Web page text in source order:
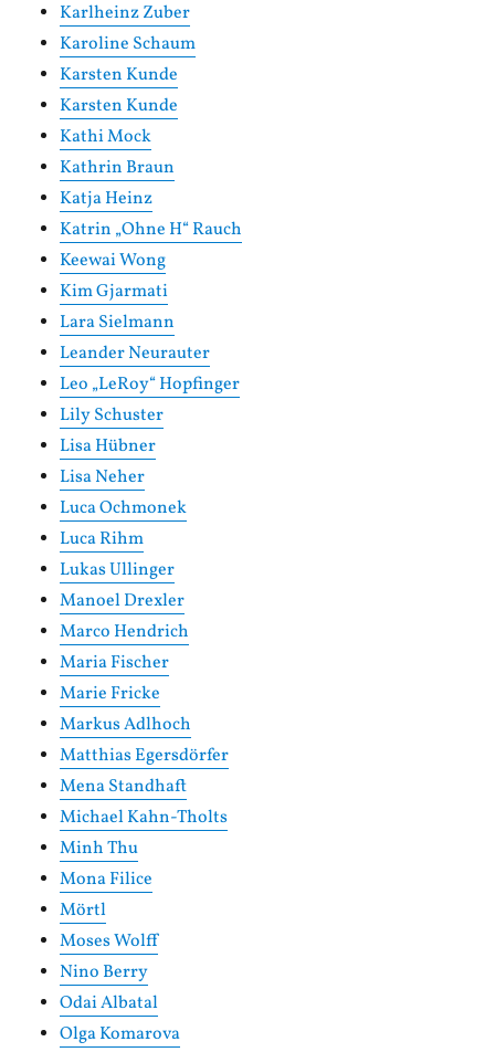
Karlheinz Zuber
Karoline Schaum
Karsten Kunde
Karsten Kunde
Kathi Mock
Kathrin Braun
Katja Heinz
Katrin „Ohne H“ Rauch
Keewai Wong
Kim Gjarmati
Lara Sielmann
Leander Neurauter
Leo „LeRoy“ Hopfinger
Lily Schuster
Lisa Hübner
Lisa Neher
Luca Ochmonek
Luca Rihm
Lukas Ullinger
Manoel Drexler
Marco Hendrich
Maria Fischer
Marie Fricke
Markus Adlhoch
Matthias Egersdörfer
Mena Standhaft
Michael Kahn-Tholts
Minh Thu
Mona Filice
Mörtl
Moses Wolff
Nino Berry
Odai Albatal
Olga Komarova